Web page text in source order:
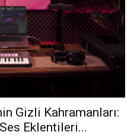
Gizli Kahramanları:
Eklentileri...